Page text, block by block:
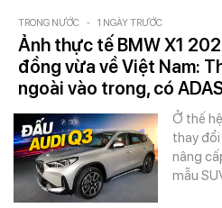
TRONG NƯỚC - 1 NGÀY TRƯỚC
Ảnh thực tế BMW X1
đồng vừa về Việt Nam:
ngoài vào trong, có
Ở thế
thay
nâng
mẫu